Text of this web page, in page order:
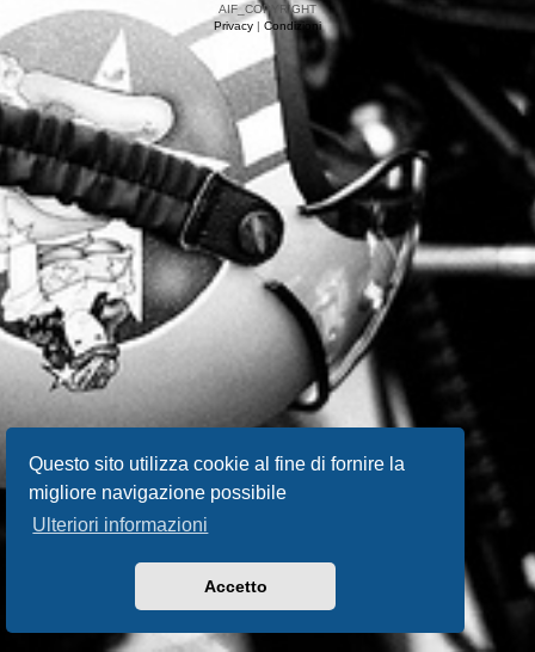
Questo sito utilizza cookie al fine di fornire la
migliore navigazione possibile
Ulteriori informazioni
Accetto
AIF_COPYRIGHT
Privacy | Condizioni